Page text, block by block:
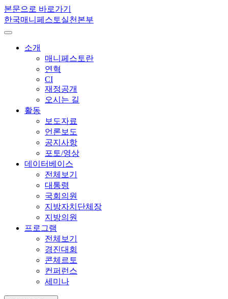
본문으로 바로가기
한국매니페스토실천본부
소개
매니페스토란
연혁
CI
재정공개
오시는 길
활동
보도자료
언론보도
공지사항
포토/영상
데이터베이스
전체보기
대통령
국회의원
지방자치단체장
지방의원
프로그램
전체보기
경진대회
콘체르토
컨퍼런스
세미나